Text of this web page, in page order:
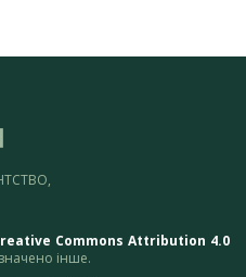
Commons Attribution 4.0
інше.